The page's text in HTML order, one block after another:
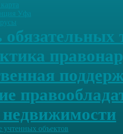
Уфа
обязательных
недвижимости
учтенных объектов